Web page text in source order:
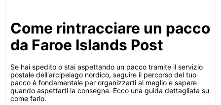
Come rintracciare un pacco
da Faroe Islands Post
Se hai spedito o stai aspettando un pacco tramite il servizio
postale dell'arcipelago nordico, seguire il percorso del tuo
pacco è fondamentale per organizzarti al meglio e sapere
quando aspettarti la consegna. Ecco una guida dettagliata su
come farlo.